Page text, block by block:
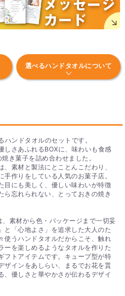
選べるハンドタオルについて
ンドタオルのセットです。
しさあふれるBOXに、味わいも食感
き菓子を詰め合わせました。
素材と製法にとことんこだわり、
作りをしている人気のお菓子店。
目にも美しく、優しい味わいが特徴
ら忘れられない、とっておきの焼き
、素材から色・パッケージまで一切妥
と「心地よさ」を追求した大人のた
使うハンドタオルだからこそ、触れ
ーを楽しめるようなタオルを作りた
フトアイテムです。キューブ型が特
ザインをあしらい、まるでお花を貰
、優しさと華やかさが伝わるデザイ